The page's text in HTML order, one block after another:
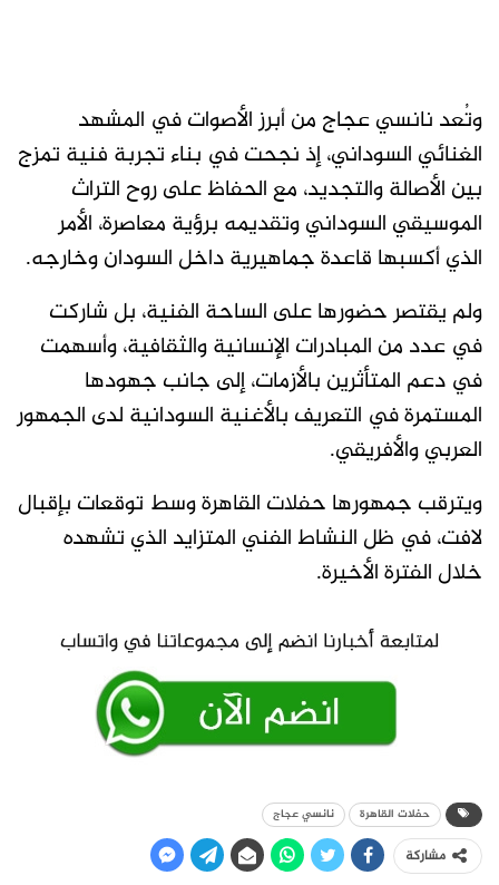
وتُعد نانسي عجاج من أبرز الأصوات في المشهد
الغنائي السوداني، إذ نجحت في بناء تجربة فنية تمزج
بين الأصالة والتجديد، مع الحفاظ على روح التراث
الموسيقي السوداني وتقديمه برؤية معاصرة، الأمر
الذي أكسبها قاعدة جماهيرية داخل السودان وخارجه.
ولم يقتصر حضورها على الساحة الفنية، بل شاركت
في عدد من المبادرات الإنسانية والثقافية، وأسهمت
في دعم المتأثرين بالأزمات، إلى جانب جهودها
المستمرة في التعريف بالأغنية السودانية لدى الجمهور
العربي والأفريقي.
ويترقب جمهورها حفلات القاهرة وسط توقعات بإقبال
لافت، في ظل النشاط الفني المتزايد الذي تشهده
خلال الفترة الأخيرة.
حفلات القاهرة نانسي عجاج
مشاركة